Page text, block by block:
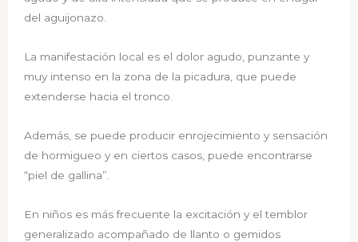
del aguijonazo.
La manifestación local es el dolor agudo, punzante y
muy intenso en la zona de la picadura, que puede
extenderse hacia el tronco.
Además, se puede producir enrojecimiento y sensación
de hormigueo y en ciertos casos, puede encontrarse
“piel de gallina”.
En niños es más frecuente la excitación y el temblor
generalizado acompañado de llanto o gemidos